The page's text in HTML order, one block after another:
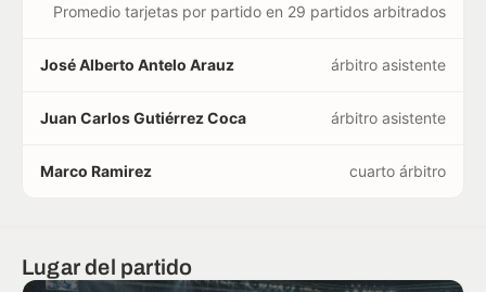
Promedio tarjetas por partido en 29 partidos arbitrados
José Alberto Antelo Arauz árbitro asistente
Juan Carlos Gutiérrez Coca árbitro asistente
Marco Ramirez cuarto árbitro
Lugar del partido